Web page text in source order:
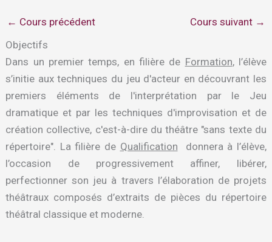
← Cours précédent Cours suivant →
Objectifs
Dans un premier temps, en filière de Formation, l’élève
s’initie aux techniques du jeu d'acteur en découvrant les
premiers éléments de l'interprétation par le Jeu
dramatique et par les techniques d'improvisation et de
création collective, c'est-à-dire du théâtre "sans texte du
répertoire". La filière de Qualification donnera à l’élève,
l’occasion de progressivement affiner, libérer,
perfectionner son jeu à travers l’élaboration de projets
théâtraux composés d’extraits de pièces du répertoire
théâtral classique et moderne.